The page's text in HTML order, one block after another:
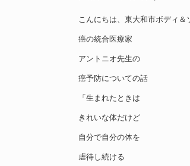
こんにちは、東大和市ボディ
癌の統合医療家
アントニオ先生の
癌予防についての話
「生まれたときは
きれいな体だけど
自分で自分の体を
虐待し続ける